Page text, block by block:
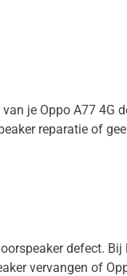
je Oppo A77 4G
reparatie of
defect.
vervangen of